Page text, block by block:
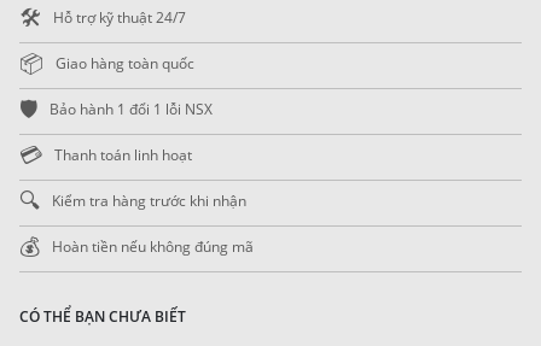
🛠️ Hỗ trợ kỹ thuật 24/7
📦 Giao hàng toàn quốc
🛡️ Bảo hành 1 đổi 1 lỗi NSX
💳 Thanh toán linh hoạt
🔍 Kiểm tra hàng trước khi nhận
💰 Hoàn tiền nếu không đúng mã
CÓ THỂ BẠN CHƯA BIẾT